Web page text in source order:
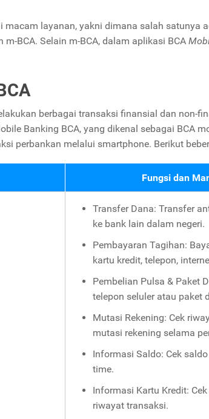
macam layanan, yakni dimana salah satunya
BCA. Selain m-BCA, dalam aplikasi BCA
berbagai transaksi finansial dan non-
Banking BCA, yang dikenal sebagai BCA
perbankan melalui smartphone. Berikut
Fungsi dan
Transfer Dana: Transfer
ke bank lain dalam negeri.
Pembayaran Tagihan:
kartu kredit, telepon,
Pembelian Pulsa & Paket
telepon seluler atau paket
Mutasi Rekening: Cek
mutasi rekening selama
Informasi Saldo: Cek
time.
Informasi Kartu Kredit:
riwayat transaksi.